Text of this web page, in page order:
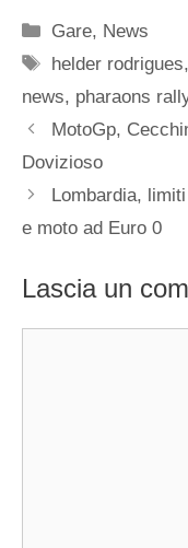
Categorie
Gare, News
Tag
helder rodrigues,
news, pharaons
MotoGp,
Dovizioso
Lombardia,
e moto ad Euro 0
Lascia un